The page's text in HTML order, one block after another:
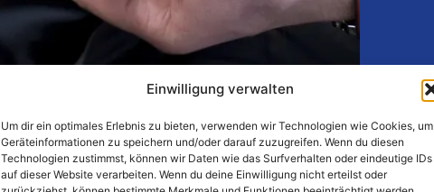
Einwilligung verwalten
Um dir ein optimales Erlebnis zu bieten, verwenden wir Technologien wie Cookies, um
Geräteinformationen zu speichern und/oder darauf zuzugreifen. Wenn du diesen
Technologien zustimmst, können wir Daten wie das Surfverhalten oder eindeutige IDs
auf dieser Website verarbeiten. Wenn du deine Einwilligung nicht erteilst oder